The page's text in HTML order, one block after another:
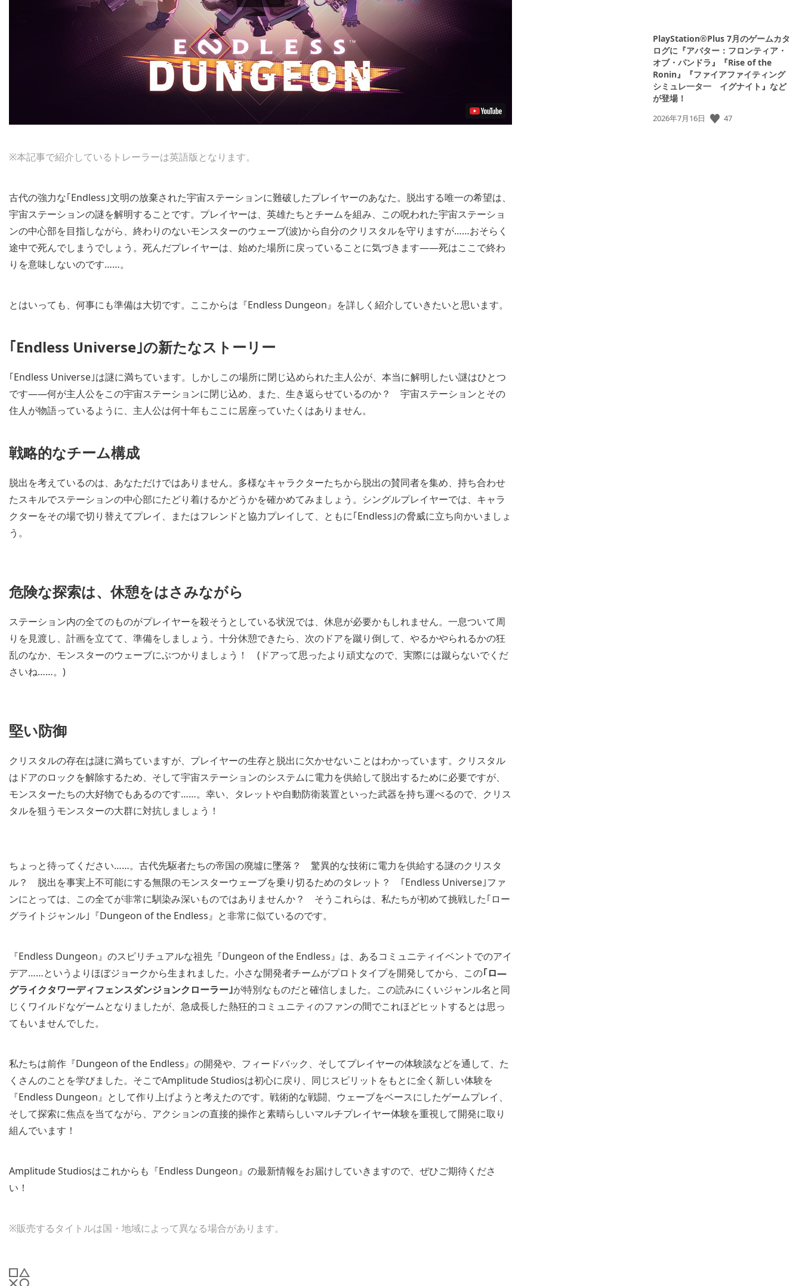
※本記事で紹介しているトレーラーは英語版となります。
古代の強力な｢Endless｣文明の放棄された宇宙ステーションに難破したプレイヤーのあなた。脱出する唯一の希望は、
宇宙ステーションの謎を解明することです。プレイヤーは、英雄たちとチームを組み、この呪われた宇宙ステーショ
ンの中心部を目指しながら、終わりのないモンスターのウェーブ(波)から自分のクリスタルを守りますが……おそらく
途中で死んでしまうでしょう。死んだプレイヤーは、始めた場所に戻っていることに気づきます――死はここで終わ
りを意味しないのです……。
とはいっても、何事にも準備は大切です。ここからは『Endless Dungeon』を詳しく紹介していきたいと思います。
｢Endless Universe｣の新たなストーリー
｢Endless Universe｣は謎に満ちています。しかしこの場所に閉じ込められた主人公が、本当に解明したい謎はひとつ
です――何が主人公をこの宇宙ステーションに閉じ込め、また、生き返らせているのか？ 宇宙ステーションとその
住人が物語っているように、主人公は何十年もここに居座っていたくはありません。
戦略的なチーム構成
脱出を考えているのは、あなただけではありません。多様なキャラクターたちから脱出の賛同者を集め、持ち合わせ
たスキルでステーションの中心部にたどり着けるかどうかを確かめてみましょう。シングルプレイヤーでは、キャラ
クターをその場で切り替えてプレイ、またはフレンドと協力プレイして、ともに｢Endless｣の脅威に立ち向かいましょ
う。
危険な探索は、休憩をはさみながら
ステーション内の全てのものがプレイヤーを殺そうとしている状況では、休息が必要かもしれません。一息ついて周
りを見渡し、計画を立てて、準備をしましょう。十分休憩できたら、次のドアを蹴り倒して、やるかやられるかの狂
乱のなか、モンスターのウェーブにぶつかりましょう！ (ドアって思ったより頑丈なので、実際には蹴らないでくだ
さいね……。)
堅い防御
クリスタルの存在は謎に満ちていますが、プレイヤーの生存と脱出に欠かせないことはわかっています。クリスタル
はドアのロックを解除するため、そして宇宙ステーションのシステムに電力を供給して脱出するために必要ですが、
モンスターたちの大好物でもあるのです……。幸い、タレットや自動防衛装置といった武器を持ち運べるので、クリス
タルを狙うモンスターの大群に対抗しましょう！
ちょっと待ってください……。古代先駆者たちの帝国の廃墟に墜落？ 驚異的な技術に電力を供給する謎のクリスタ
ル？ 脱出を事実上不可能にする無限のモンスターウェーブを乗り切るためのタレット？ ｢Endless Universe｣ファ
ンにとっては、この全てが非常に馴染み深いものではありませんか？ そうこれらは、私たちが初めて挑戦した｢ロー
グライトジャンル｣『Dungeon of the Endless』と非常に似ているのです。
『Endless Dungeon』のスピリチュアルな祖先『Dungeon of the Endless』は、あるコミュニティイベントでのアイ
デア……というよりほぼジョークから生まれました。小さな開発者チームがプロトタイプを開発してから、この｢ロ―
グライクタワーディフェンスダンジョンクローラー｣が特別なものだと確信しました。この読みにくいジャンル名と同
じくワイルドなゲームとなりましたが、急成長した熱狂的コミュニティのファンの間でこれほどヒットするとは思っ
てもいませんでした。
私たちは前作『Dungeon of the Endless』の開発や、フィードバック、そしてプレイヤーの体験談などを通して、た
くさんのことを学びました。そこでAmplitude Studiosは初心に戻り、同じスピリットをもとに全く新しい体験を
『Endless Dungeon』として作り上げようと考えたのです。戦術的な戦闘、ウェーブをベースにしたゲームプレイ、
そして探索に焦点を当てながら、アクションの直接的操作と素晴らしいマルチプレイヤー体験を重視して開発に取り
組んでいます！
Amplitude Studiosはこれからも『Endless Dungeon』の最新情報をお届けしていきますので、ぜひご期待くださ
い！
※販売するタイトルは国・地域によって異なる場合があります。
PlayStation®Plus 7月のゲームカタ
ログに『アバター：フロンティア・
オブ・パンドラ』『Rise of the
Ronin』『ファイアファイティング
シミュレ一タ一 イグナイト』など
が登場！
公
2026年7月16日 47